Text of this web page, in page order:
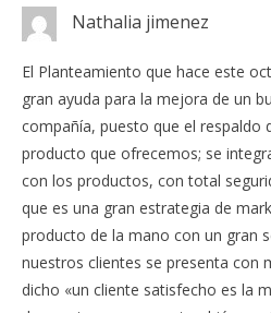
Nathalia jimenez
El Planteamiento que hace este
gran ayuda para la mejora de un
compañía, puesto que el respaldo
producto que ofrecemos; se
con los productos, con total
que es una gran estrategia de
producto de la mano con un gran
nuestros clientes se presenta con
dicho «un cliente satisfecho es la